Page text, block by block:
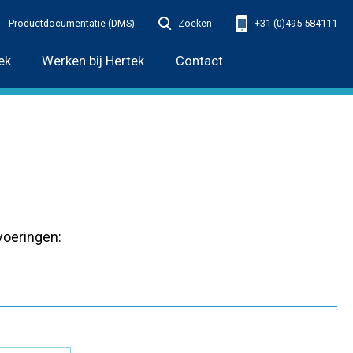
Werken bij Hertek Contact
Productdocumentatie (DMS) Zoeken +31 (0)495 584111